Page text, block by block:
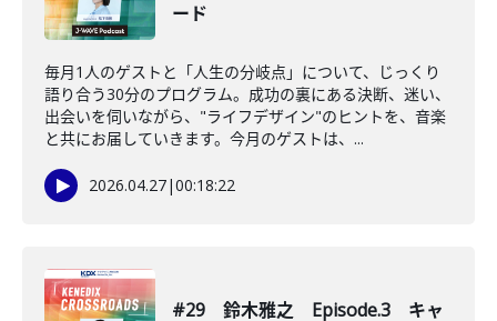
ード
毎月1人のゲストと「人生の分岐点」について、じっくり
語り合う30分のプログラム。成功の裏にある決断、迷い、
出会いを伺いながら、"ライフデザイン"のヒントを、音楽
と共にお届していきます。今月のゲストは、...
2026.04.27|00:18:22
#29 鈴木雅之 Episode.3 キャ